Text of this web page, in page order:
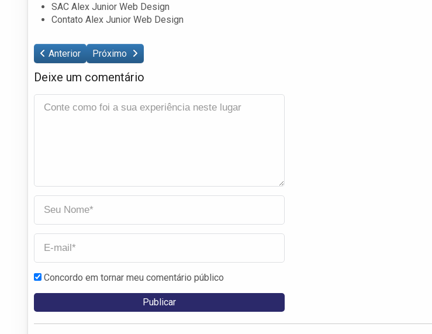
SAC Alex Junior Web Design
Contato Alex Junior Web Design
Anterior Próximo
Deixe um comentário
Concordo em tornar meu comentário público